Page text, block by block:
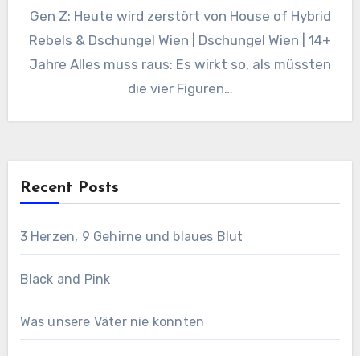
Gen Z: Heute wird zerstört von House of Hybrid
Rebels & Dschungel Wien | Dschungel Wien | 14+
Jahre Alles muss raus: Es wirkt so, als müssten
die vier Figuren…
Recent Posts
3 Herzen, 9 Gehirne und blaues Blut
Black and Pink
Was unsere Väter nie konnten